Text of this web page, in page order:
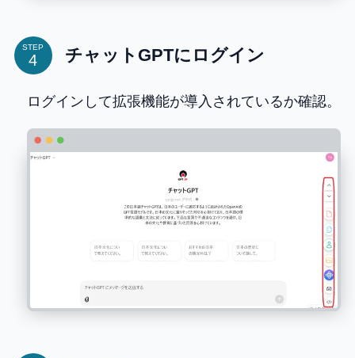
STEP チャットGPTにログイン
ログインして拡張機能が導入されているか確認。